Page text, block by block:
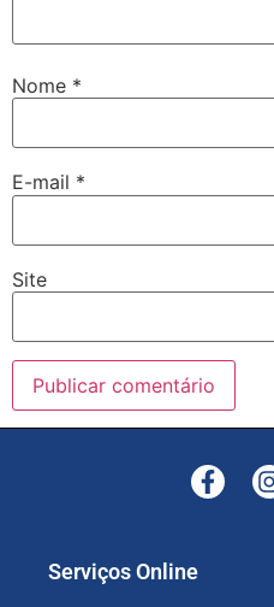
Nome *
E-mail *
Site
Serviços Online